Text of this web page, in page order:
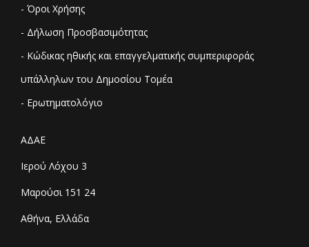
- Όροι Χρήσης
- Δήλωση Προσβασιμότητας
- Κώδικας ηθικής και επαγγελματικής συμπεριφοράς
υπάλληλων του Δημοσίου Τομέα
- Ερωτηματολόγιο
ΑΔΑΕ
Ιερού Λόχου 3
Μαρούσι 151 24
Αθήνα, Ελλάδα